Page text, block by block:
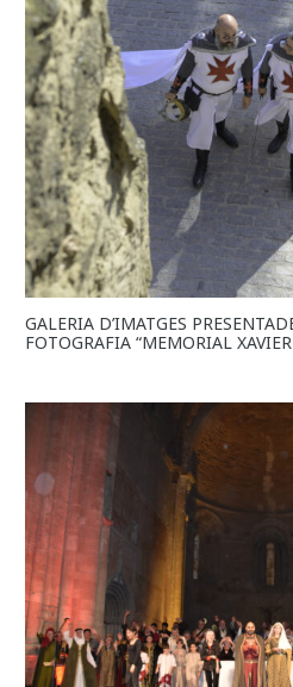
GALERIA D’IMATGES
FOTOGRAFIA “MEMORIAL XAVIER